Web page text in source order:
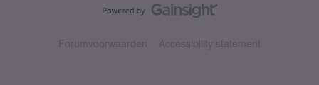
Forumvoorwaarden Accessibility statement